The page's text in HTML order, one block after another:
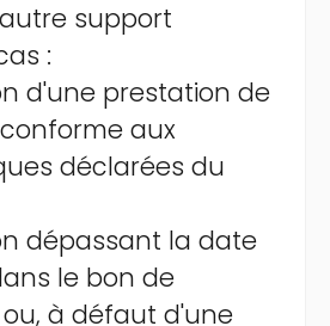
support
:
d'une prestation de
aux
déclarées du
dépassant la date
le bon de
à défaut d'une